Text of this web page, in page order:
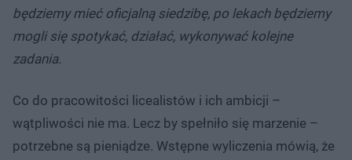
będziemy mieć oficjalną siedzibę, po lekach będziemy
mogli się spotykać, działać, wykonywać kolejne
zadania.
Co do pracowitości licealistów i ich ambicji –
wątpliwości nie ma. Lecz by spełniło się marzenie –
potrzebne są pieniądze. Wstępne wyliczenia mówią, że